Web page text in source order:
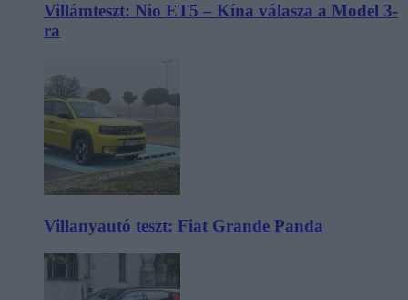
Villámteszt: Nio ET5 – Kína válasza a Model 3-
ra
Villanyautó teszt: Fiat Grande Panda